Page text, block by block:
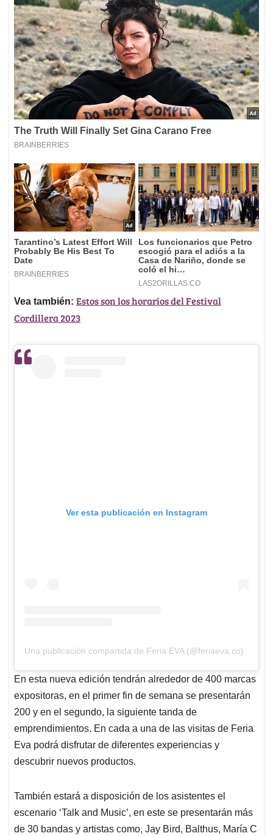
Vea también: Estos son los horarios del Festival
Cordillera 2023
Ver esta publicación en Instagram
Una publicación compartida de Feria EVA (@feriaeva.co)
En esta nueva edición tendrán alrededor de 400 marcas
expositoras, en el primer fin de semana se presentarán
200 y en el segundo, la siguiente tanda de
emprendimientos. En cada a una de las visitas de Feria
Eva podrá disfrutar de diferentes experiencias y
descubrir nuevos productos.
También estará a disposición de los asistentes el
escenario ‘Talk and Music’, en este se presentarán más
de 30 bandas y artistas como, Jay Bird, Balthus, María C